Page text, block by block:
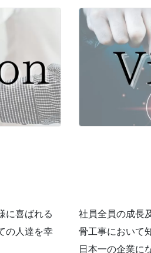
に喜ばれる
の人達を幸
社員全員の成長
骨工事において
日本一の企業に